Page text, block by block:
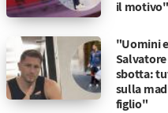
il motivo"
"Uomini
sbotta:
sulla
figlio"